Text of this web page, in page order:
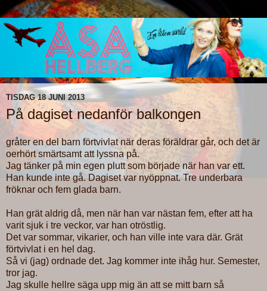
TISDAG 18 JUNI 2013
På dagiset nedanför balkongen
gråter en del barn förtvivlat när deras föräldrar går, och det är
oerhört smärtsamt att lyssna på.
Jag tänker på min egen plutt som började när han var ett.
Han kunde inte gå. Dagiset var nyöppnat. Tre underbara
fröknar och fem glada barn.
Han grät aldrig då, men när han var nästan fem, efter att ha
varit sjuk i tre veckor, var han otröstlig.
Det var sommar, vikarier, och han ville inte vara där. Grät
förtvivlat i en hel dag.
Så vi (jag) ordnade det. Jag kommer inte ihåg hur. Semester,
tror jag.
Jag skulle hellre säga upp mig än att se mitt barn så